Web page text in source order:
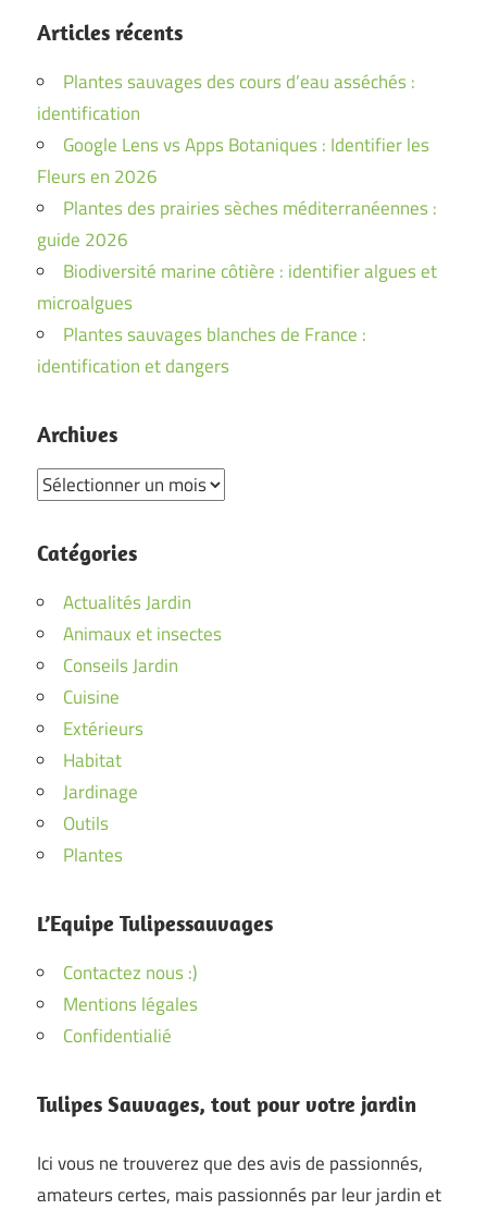
Articles récents
Plantes sauvages des cours d’eau asséchés :
identification
Google Lens vs Apps Botaniques : Identifier les
Fleurs en 2026
Plantes des prairies sèches méditerranéennes :
guide 2026
Biodiversité marine côtière : identifier algues et
microalgues
Plantes sauvages blanches de France :
identification et dangers
Archives
Archives
Catégories
Actualités Jardin
Animaux et insectes
Conseils Jardin
Cuisine
Extérieurs
Habitat
Jardinage
Outils
Plantes
L’Equipe Tulipessauvages
Contactez nous :)
Mentions légales
Confidentialié
Tulipes Sauvages, tout pour votre jardin
Ici vous ne trouverez que des avis de passionnés,
amateurs certes, mais passionnés par leur jardin et